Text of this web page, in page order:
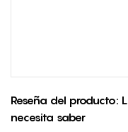
Reseña del producto:
necesita saber